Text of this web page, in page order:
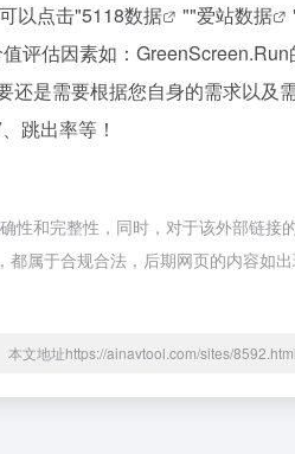
以点击"5118数据 ""爱站数据
评估因素如：GreenScreen.Run
还是需要根据您自身的需求以及
跳出率等！
性和完整性，同时，对于该外部链接
属于合规合法，后期网页的内容如
本文地址https://ainavtool.com/sites/